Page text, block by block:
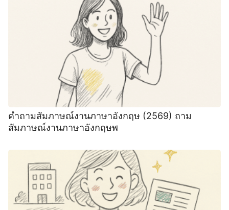
คําถามสัมภาษณ์งานภาษาอังกฤษ (2569) ถาม
สัมภาษณ์งานภาษาอังกฤษพ